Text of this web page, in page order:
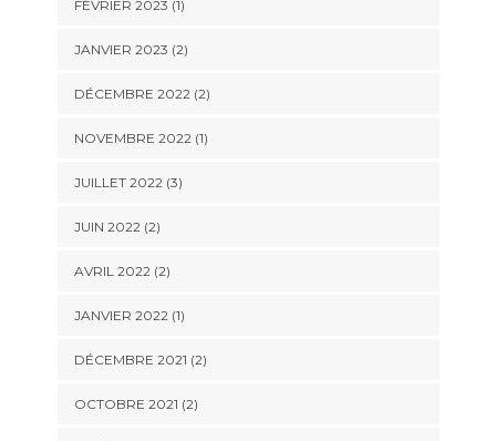
FÉVRIER 2023 (1)
JANVIER 2023 (2)
DÉCEMBRE 2022(2)
NOVEMBRE 2022(1)
JUILLET 2022(3)
JUIN 2022(2)
AVRIL 2022(2)
JANVIER 2022(1)
DÉCEMBRE 2021 (2)
OCTOBRE 2021 (2)